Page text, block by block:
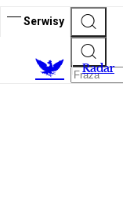
Serwisy
Radar